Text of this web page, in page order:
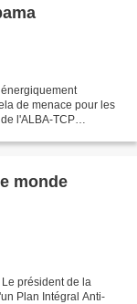
de menace pour les
l'ALBA-TCP
monde
président de la
Plan Intégral Anti-